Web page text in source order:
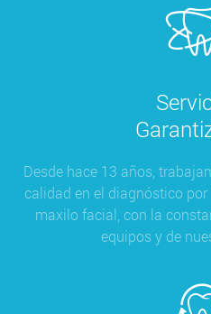
Desde hace 13 años,
calidad en el diagnóstico
maxilo facial, con la
equipos y de